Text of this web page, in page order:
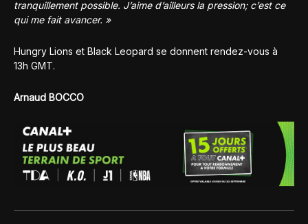
tranquillement possible. J’aime d’ailleurs la pression; c’est ce
qui me fait avancer. »
Hungry Lions et Black Leopard se donnent rendez-vous à
13h GMT.
Arnaud BOCCO